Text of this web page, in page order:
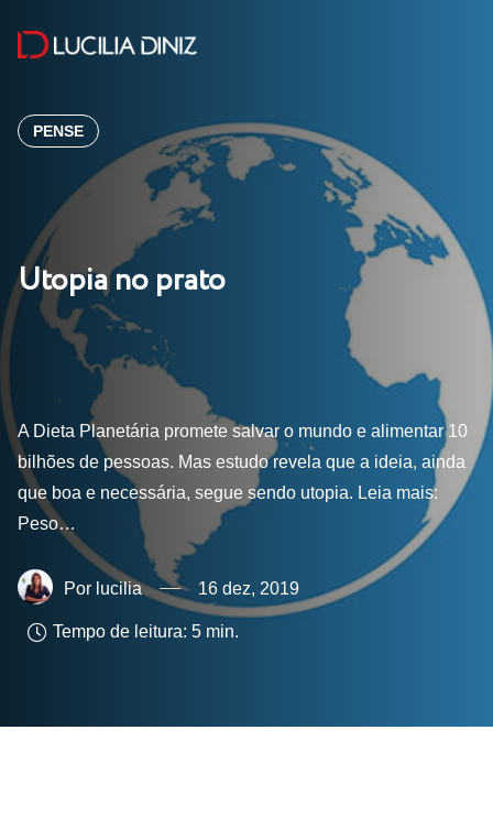
PENSE
Utopia no prato
A Dieta Planetária promete salvar o mundo e alimentar 10
bilhões de pessoas. Mas estudo revela que a ideia, ainda
que boa e necessária, segue sendo utopia. Leia mais:
Peso…
lucilia 16 dez, 2019
Tempo de leitura: 5 min.